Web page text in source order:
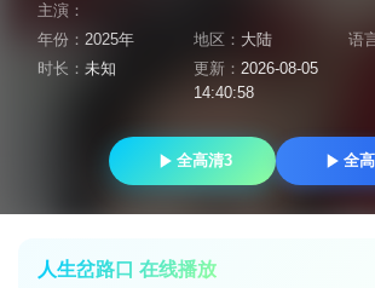
主演：
年份： 2025年 地区： 大陆 语
时长： 未知 更新： 2026-08-05
14:40:58
全高清3 全
人生岔路口 在线播放